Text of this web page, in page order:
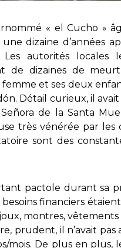
« el Cucho »
dizaine d’années
autorités locales
de dizaines de
et ses deux
Détail curieux, il
de la Santa
très vénérée par les
sont des
pactole durant sa
financiers
montres,
prudent, il n’avait
mois. De plus en plus,